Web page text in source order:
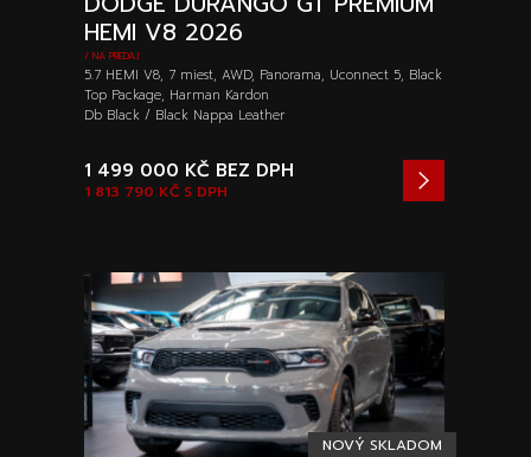
HEMI V8 2026
/ NA PREDAJ
5.7 HEMI V8, 7 miest, AWD, Panorama, Uconnect 5, Black
Top Package, Harman Kardon
Db Black / Black Nappa Leather
1 813 790 KČ S DPH
1 499 000 KČ BEZ DPH
NOVÝ SKLADOM